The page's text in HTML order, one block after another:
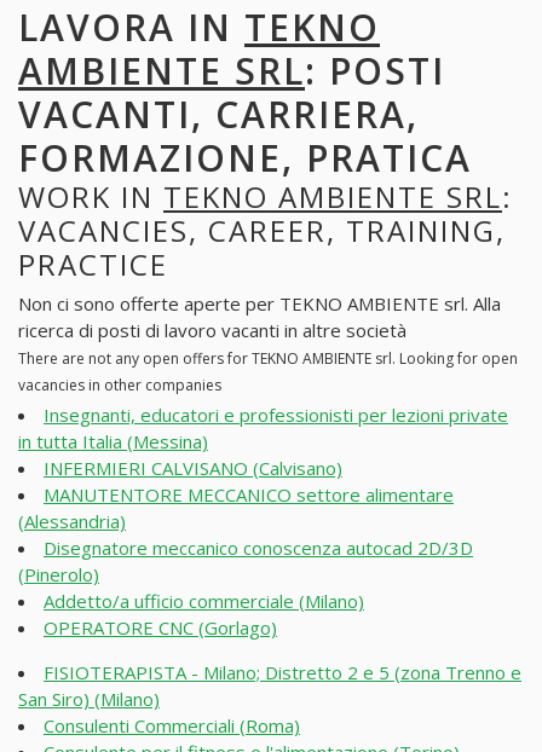
LAVORA IN TEKNO
AMBIENTE SRL: POSTI
VACANTI, CARRIERA,
FORMAZIONE, PRATICA
WORK IN TEKNO AMBIENTE SRL:
VACANCIES, CAREER, TRAINING,
PRACTICE
Non ci sono offerte aperte per TEKNO AMBIENTE srl. Alla
ricerca di posti di lavoro vacanti in altre società
There are not any open offers for TEKNO AMBIENTE srl. Looking for open
vacancies in other companies
Insegnanti, educatori e professionisti per lezioni private
in tutta Italia (Messina)
INFERMIERI CALVISANO (Calvisano)
MANUTENTORE MECCANICO settore alimentare
(Alessandria)
Disegnatore meccanico conoscenza autocad 2D/3D
(Pinerolo)
Addetto/a ufficio commerciale (Milano)
OPERATORE CNC (Gorlago)
FISIOTERAPISTA - Milano; Distretto 2 e 5 (zona Trenno e
San Siro) (Milano)
Consulenti Commerciali (Roma)